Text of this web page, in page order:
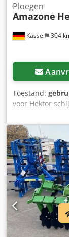
Kassel 304
Ploegen
Amazone
Toestand:
voor Hektor
verlichting
aanhanger –